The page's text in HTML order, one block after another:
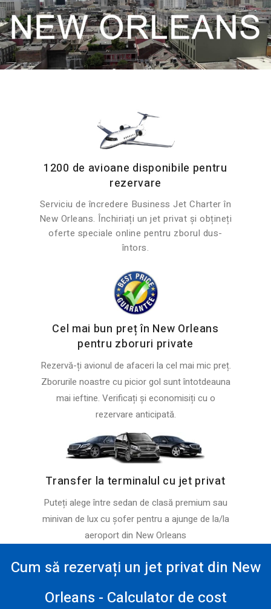
1200 de avioane disponibile pentru
rezervare
Serviciu de încredere Business Jet Charter în
New Orleans. Închiriați un jet privat și obțineți
oferte speciale online pentru zborul dus-
întors.
Cel mai bun preț în New Orleans
pentru zboruri private
Rezervă-ți avionul de afaceri la cel mai mic preț.
Zborurile noastre cu picior gol sunt întotdeauna
mai ieftine. Verificați și economisiți cu o
rezervare anticipată.
Transfer la terminalul cu jet privat
Puteți alege între sedan de clasă premium sau
minivan de lux cu șofer pentru a ajunge de la/la
aeroport din New Orleans
Cum să rezervați un jet privat din New
Orleans - Calculator de cost